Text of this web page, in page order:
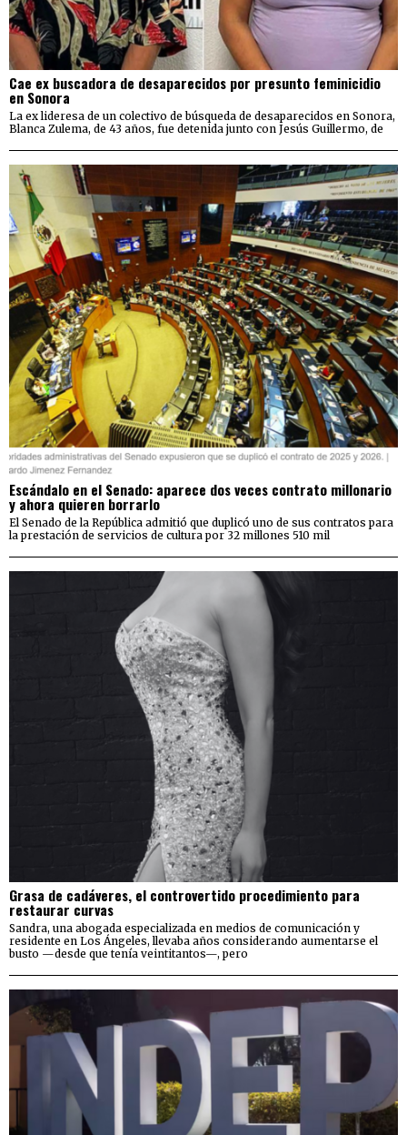
Cae ex buscadora de desaparecidos por presunto feminicidio
en Sonora
La ex lideresa de un colectivo de búsqueda de desaparecidos en Sonora,
Blanca Zulema, de 43 años, fue detenida junto con Jesús Guillermo, de
Escándalo en el Senado: aparece dos veces contrato millonario
y ahora quieren borrarlo
El Senado de la República admitió que duplicó uno de sus contratos para
la prestación de servicios de cultura por 32 millones 510 mil
Grasa de cadáveres, el controvertido procedimiento para
restaurar curvas
Sandra, una abogada especializada en medios de comunicación y
residente en Los Ángeles, llevaba años considerando aumentarse el
busto —desde que tenía veintitantos—, pero